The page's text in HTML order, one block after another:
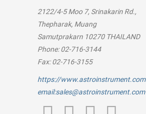
2122/4-5 Moo 7, Srinakarin Rd.,
Thepharak, Muang
Samutprakarn 10270 THAILAND
Phone: 02-716-3144
Fax: 02-716-3155
https://www.astroinstrument.com
email:sales@astroinstrument.com